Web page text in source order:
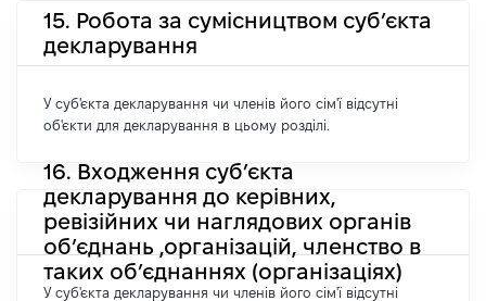
15. Робота за сумісництвом суб’єкта
декларування
У суб'єкта декларування чи членів його сім'ї відсутні
об'єкти для декларування в цьому розділі.
16. Входження суб’єкта
декларування до керівних,
ревізійних чи наглядових органів
об’єднань ,організацій, членство в
таких об’єднаннях (організаціях)
У суб'єкта декларування чи членів його сім'ї відсутні